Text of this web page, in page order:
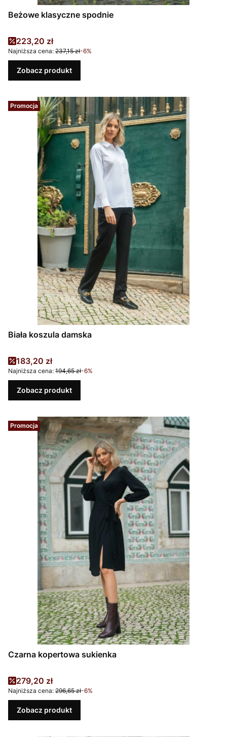
Beżowe klasyczne spodnie
Cena promocyjna
223,20 zł
Najniższa cena: 237,15 zł-6%
Zobacz produkt
Promocja
Biała koszula damska
Cena promocyjna
183,20 zł
Najniższa cena: 194,65 zł-6%
Zobacz produkt
Promocja
Czarna kopertowa sukienka
Cena promocyjna
279,20 zł
Najniższa cena: 296,65 zł-6%
Zobacz produkt